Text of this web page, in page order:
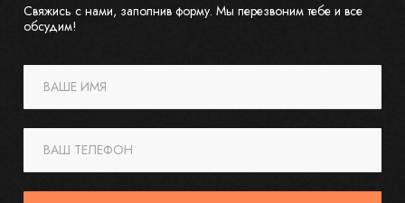
Свяжись с нами, заполнив форму. Мы перезвоним тебе и все
обсудим!
ВАШЕ ИМЯ
ВАШ ТЕЛЕФОН